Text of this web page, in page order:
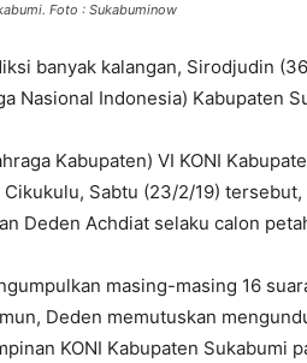
Foto : Sukabuminow
banyak kalangan, Sirodjudin
Nasional Indonesia) Kabupaten
Kabupaten) VI KONI
Sabtu (23/2/19)
Deden Achdiat selaku calon
masing-masing 16
Deden memutuskan
KONI Kabupaten Sukabumi